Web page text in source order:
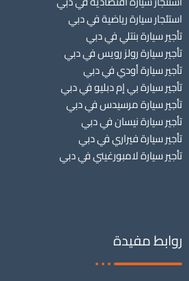
استئجار سيارة رياضية في دبي
تأجير سيارة بنتلي في دبي
تأجير سيارة رولز رويس في دبي
تأجير سيارة أودي في دبي
تأجير سيارة بي إم دبليو في دبي
تأجير سيارة مرسيدس في دبي
تأجير سيارة نيسان في دبي
تأجير سيارة فيراري في دبي
تأجير سيارة لامبورغيني في دبي
روابط مفيدة